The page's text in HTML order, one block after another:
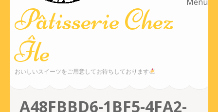
(Enter
押
す)
Pâtisserie Chez
Île
おいしいスイーツをご用意してお待ちしております
A48FBBD6-1BF5-4FA2-